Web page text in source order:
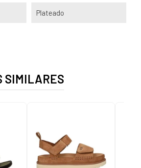
Plateado
SIMILARES